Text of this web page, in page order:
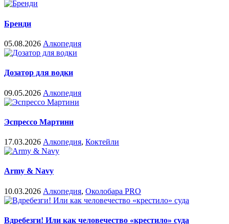
Бренди
05.08.2026 Алкопедия
Дозатор для водки
09.05.2026 Алкопедия
Эспрессо Мартини
17.03.2026 Алкопедия, Коктейли
Army & Navy
10.03.2026 Алкопедия, Околобара PRO
Вдребезги! Или как человечество «крестило» суда